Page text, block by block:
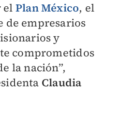
el Plan México, el
de empresarios
y
comprometidos
la nación”,
Claudia